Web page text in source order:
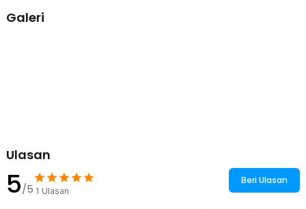
1 x TaffHOME Kotak Makan Lunch Box Stainless Steel 304
Galeri
Ulasan
5/5 1 Ulasan
Beri Ulasan